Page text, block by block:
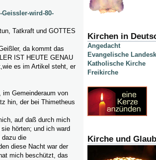
wird-80-
Tatkraft und GOTTES
da kommt das
IST HEUTE GENAU
es im Artikel steht, er
im Gemeinderaum von
hin, der bei Thimetheus
auf daß durch mich
hörten; und ich ward
dazu die
diese Nacht war der
mich beschützt, das
Kirchen in
Angedacht
Evangelische
Katholische Kirche
Freikirche
Kirche und